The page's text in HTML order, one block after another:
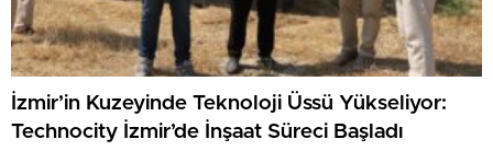
İzmir’in Kuzeyinde Teknoloji Üssü Yükseliyor:
Technocity İzmir’de İnşaat Süreci Başladı